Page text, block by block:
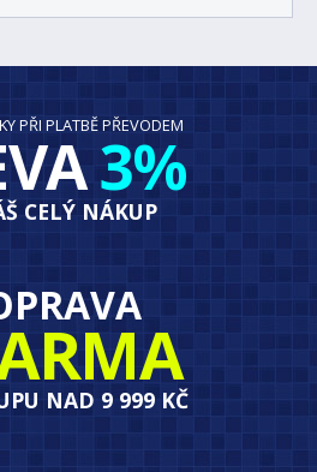
PŘI PLATBĚ PŘEVODEM
3%
CELÝ NÁKUP
NAD 9 999 KČ